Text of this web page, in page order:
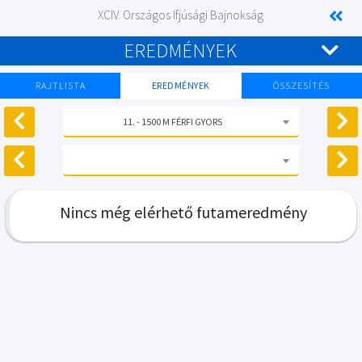
XCIV. Országos Ifjúsági Bajnokság
EREDMÉNYEK
RAJTLISTA EREDMÉNYEK ÖSSZESÍTÉS
11. - 1500 M FÉRFI GYORS
Nincs még elérhető futameredmény